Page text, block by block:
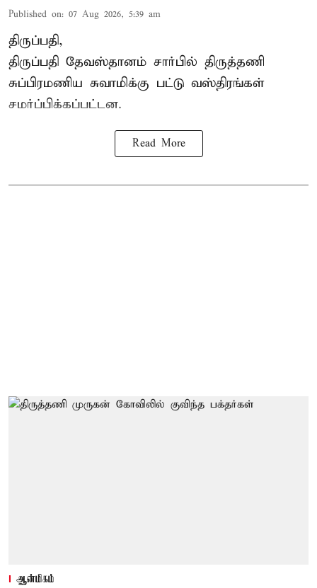
Published on: 07 Aug 2026, 5:39 am
திருப்பதி,
திருப்பதி தேவஸ்தானம் சார்பில் திருத்தணி
சுப்பிரமணிய சுவாமிக்கு பட்டு வஸ்திரங்கள்
சமர்ப்பிக்கப்பட்டன.
Read More
ஆன்மிகம்